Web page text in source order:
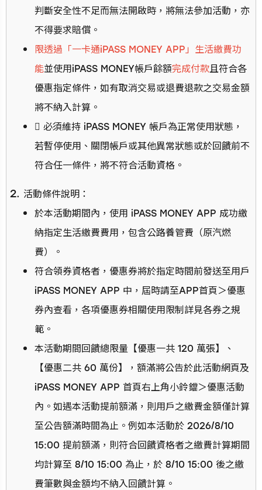
判斷安全性不足而無法開啟時，將無法參加活動，亦
不得要求賠償。
限透過「一卡通iPASS MONEY APP」生活繳費功
能並使用iPASS MONEY帳戶餘額完成付款 且符合各
優惠指定條件，如有取消交易或退費退款之交易金額
將不納入計算。
 必須維持 iPASS MONEY 帳戶為正常使用狀態，
若暫停使用、關閉帳戶或其他異常狀態或於回饋前不
符合任一條件，將不符合活動資格。
活動條件說明：
於本活動期間內，使用 iPASS MONEY APP 成功繳
納指定生活繳費費用，包含公路養管費（原汽燃
費）。
符合領券資格者，優惠券將於指定時間前發送至用戶
iPASS MONEY APP 中，屆時請至APP首頁＞優惠
券內查看，各項優惠券相關使用限制詳見各券之規
範。
本活動期間回饋總限量【優惠一共 120 萬張】、
【優惠二共 60 萬份】，額滿將公告於此活動網頁及
iPASS MONEY APP 首頁右上角小鈴鐺＞優惠活動
內。如遇本活動提前額滿，則用戶之繳費金額僅計算
至公告額滿時間為止。例如本活動於 2026/8/10
15:00 提前額滿，則符合回饋資格者之繳費計算期間
均計算至 8/10 15:00 為止，於 8/10 15:00 後之繳
費筆數與金額均不納入回饋計算。